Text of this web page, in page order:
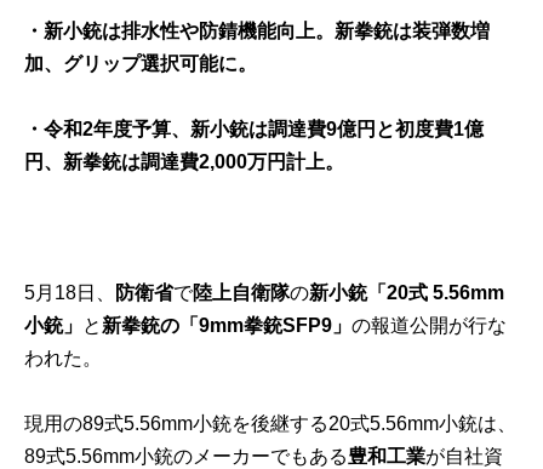
・新小銃は排水性や防錆機能向上。新拳銃は装弾数増
加、グリップ選択可能に。
・令和2年度予算、新小銃は調達費9億円と初度費1億
円、新拳銃は調達費2,000万円計上。
5月18日、 防衛省で陸上自衛隊の新小銃「20式 5.56mm
小銃」 と 新拳銃の「9mm拳銃SFP9」の報道公開が行な
われた。
現用の89式5.56mm小銃を後継する20式5.56mm小銃は、
89式5.56mm小銃のメーカーでもある豊和工業が自社資